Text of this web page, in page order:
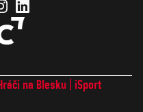
na Blesku
iSport